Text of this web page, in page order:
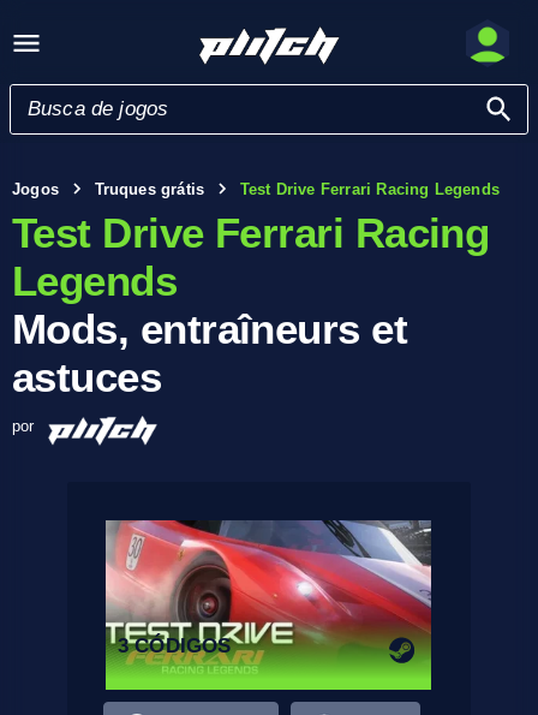
Jogos Truques grátis Test Drive Ferrari Racing Legends
Test Drive Ferrari Racing
Legends
Mods, entraîneurs et
astuces
por
3 CÓDIGOS